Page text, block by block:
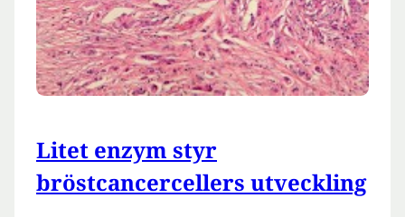
Litet enzym styr
bröstcancercellers utveckling